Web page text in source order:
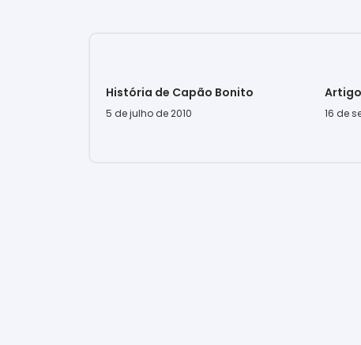
História de Capão Bonito
5 de julho de 2010 16 de